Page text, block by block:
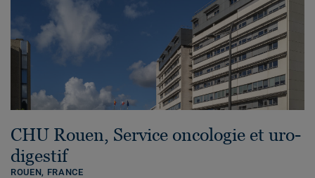
CHU Rouen, Service oncologie et uro-
digestif
ROUEN, FRANCE